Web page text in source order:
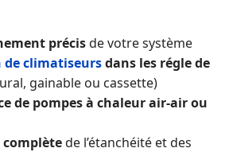
précisde votre système
climatiseursdans les régle de
gainable ou cassette)
de pompes à chaleur air-air ou
de l’étanchéité et des